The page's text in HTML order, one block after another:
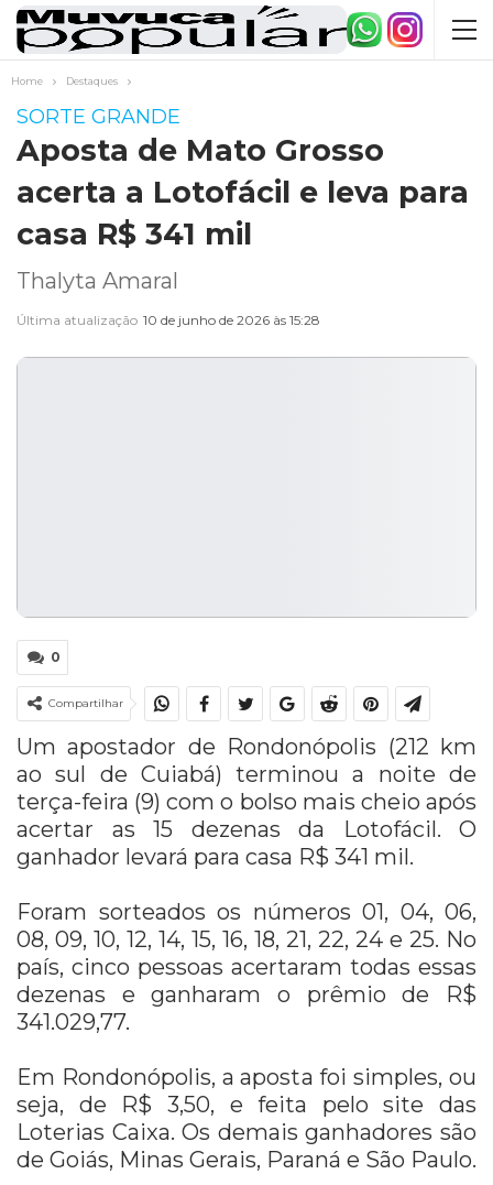
Home Destaques
SORTE GRANDE
Aposta de Mato Grosso
acerta a Lotofácil e leva para
casa R$ 341 mil
Thalyta Amaral
Última atualização 10 de junho de 2026 às 15:28
0
Compartilhar
Um apostador de Rondonópolis (212 km
ao sul de Cuiabá) terminou a noite de
terça-feira (9) com o bolso mais cheio após
acertar as 15 dezenas da Lotofácil. O
ganhador levará para casa R$ 341 mil.
Foram sorteados os números 01, 04, 06,
08, 09, 10, 12, 14, 15, 16, 18, 21, 22, 24 e 25. No
país, cinco pessoas acertaram todas essas
dezenas e ganharam o prêmio de R$
341.029,77.
Em Rondonópolis, a aposta foi simples, ou
seja, de R$ 3,50, e feita pelo site das
Loterias Caixa. Os demais ganhadores são
de Goiás, Minas Gerais, Paraná e São Paulo.